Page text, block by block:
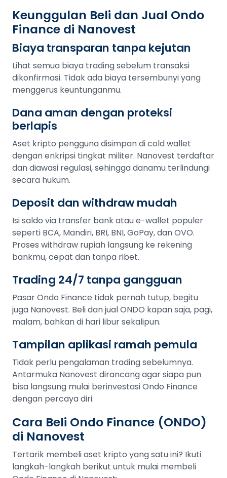
Keunggulan Beli dan Jual Ondo
Finance di Nanovest
Biaya transparan tanpa kejutan
Lihat semua biaya trading sebelum transaksi
dikonfirmasi. Tidak ada biaya tersembunyi yang
menggerus keuntunganmu.
Dana aman dengan proteksi
berlapis
Aset kripto pengguna disimpan di cold wallet
dengan enkripsi tingkat militer. Nanovest terdaftar
dan diawasi regulasi, sehingga danamu terlindungi
secara hukum.
Deposit dan withdraw mudah
Isi saldo via transfer bank atau e-wallet populer
seperti BCA, Mandiri, BRI, BNI, GoPay, dan OVO.
Proses withdraw rupiah langsung ke rekening
bankmu, cepat dan tanpa ribet.
Trading 24/7 tanpa gangguan
Pasar Ondo Finance tidak pernah tutup, begitu
juga Nanovest. Beli dan jual ONDO kapan saja, pagi,
malam, bahkan di hari libur sekalipun.
Tampilan aplikasi ramah pemula
Tidak perlu pengalaman trading sebelumnya.
Antarmuka Nanovest dirancang agar siapa pun
bisa langsung mulai berinvestasi Ondo Finance
dengan percaya diri.
Cara Beli Ondo Finance (ONDO)
di Nanovest
Tertarik membeli aset kripto yang satu ini? Ikuti
langkah-langkah berikut untuk mulai membeli